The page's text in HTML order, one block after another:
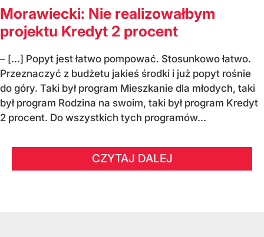
Morawiecki: Nie realizowałbym
projektu Kredyt 2 procent
– [...] Popyt jest łatwo pompować. Stosunkowo łatwo.
Przeznaczyć z budżetu jakieś środki i już popyt rośnie
do góry. Taki był program Mieszkanie dla młodych, taki
był program Rodzina na swoim, taki był program Kredyt
2 procent. Do wszystkich tych programów...
CZYTAJ DALEJ